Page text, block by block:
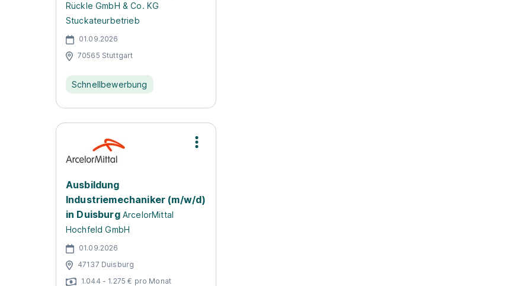
Rückle GmbH & Co. KG
Stuckateurbetrieb
01.09.2026
70565 Stuttgart
Schnellbewerbung
Ausbildung
Industriemechaniker (m/w/d)
in Duisburg ArcelorMittal
Hochfeld GmbH
01.09.2026
47137 Duisburg
1.044 - 1.275 € pro Monat